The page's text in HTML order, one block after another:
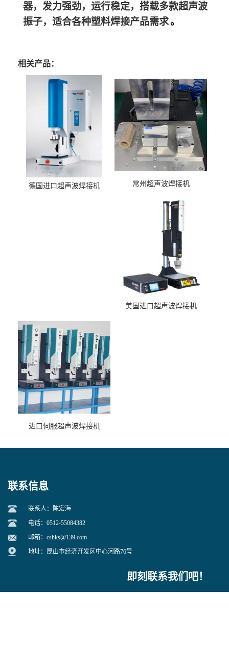
器，发力强劲，运行稳定，搭载多款超声波
振子，适合各种塑料焊接产品需求。
相关产品：
德国进口超声波焊接机 常州超声波焊接机
美国进口超声波焊接机
进口伺服超声波焊接机
联系信息
联系人：陈宏海
电话：0512-55084382
邮箱： cshks@139.com
地址：昆山市经济开发区中心河路76号
即刻联系我们吧！